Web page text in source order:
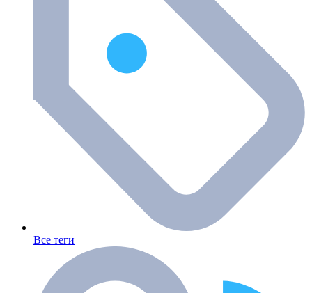
Все теги